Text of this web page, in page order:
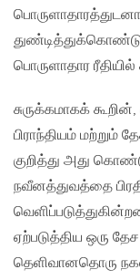
பொருளாதார
சுருக்கமாகக்
பிராந்தியம் மற்றும்
குறித்து அது
நவீனத்துவத்தை
ஏற்படுத்திய ஒரு
தெளிவானதொரு